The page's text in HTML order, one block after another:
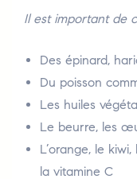
Il est important de
Des épinard,
Du poisson
Les huiles
Le beurre, les
L’orange, le
la vitamine C